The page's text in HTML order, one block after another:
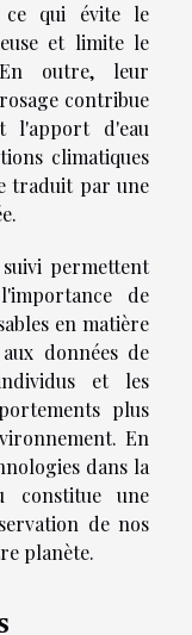
ce qui évite le
et limite le
outre, leur
contribue
l'apport d'eau
climatiques
traduit par une
permettent
de
en matière
données de
et les
plus
En
dans la
constitue une
de nos
planète.